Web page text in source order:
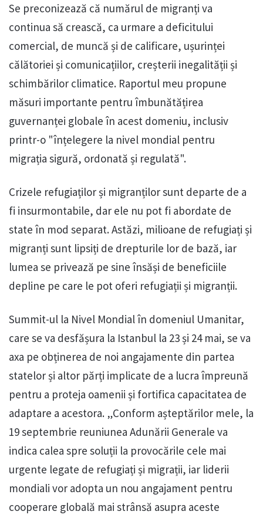
Se preconizează că numărul de migranți va
continua să crească, ca urmare a deficitului
comercial, de muncă și de calificare, ușurinței
călătoriei și comunicațiilor, creșterii inegalității și
schimbărilor climatice. Raportul meu propune
măsuri importante pentru îmbunătățirea
guvernanței globale în acest domeniu, inclusiv
printr-o "înțelegere la nivel mondial pentru
migrația sigură, ordonată și regulată".
Crizele refugiaților și migranților sunt departe de a
fi insurmontabile, dar ele nu pot fi abordate de
state în mod separat. Astăzi, milioane de refugiați și
migranți sunt lipsiți de drepturile lor de bază, iar
lumea se privează pe sine însăși de beneficiile
depline pe care le pot oferi refugiații și migranții.
Summit-ul la Nivel Mondial în domeniul Umanitar,
care se va desfășura la Istanbul la 23 și 24 mai, se va
axa pe obținerea de noi angajamente din partea
statelor și altor părți implicate de a lucra împreună
pentru a proteja oamenii și fortifica capacitatea de
adaptare a acestora. „Conform așteptărilor mele, la
19 septembrie reuniunea Adunării Generale va
indica calea spre soluții la provocările cele mai
urgente legate de refugiați și migrații, iar liderii
mondiali vor adopta un nou angajament pentru
cooperare globală mai strânsă asupra aceste